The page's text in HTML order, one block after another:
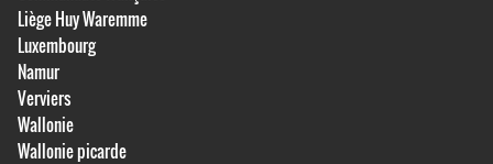
Liège Huy Waremme
Luxembourg
Namur
Verviers
Wallonie
Wallonie picarde